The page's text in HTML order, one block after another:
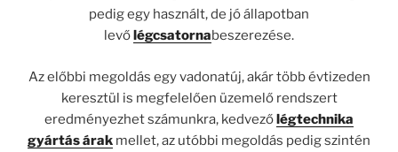
pedig egy használt, de jó állapotban
levőlégcsatornabeszerezése.
Az előbbi megoldás egy vadonatúj, akár több évtizeden
keresztül is megfelelően üzemelő rendszert
eredményezhet számunkra, kedvezőlégtechnika
gyártás árak mellet, az utóbbi megoldás pedig szintén